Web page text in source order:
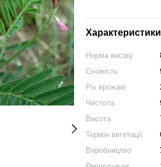
Характеристики
Норма висіву
Схожість
Рік врожаю
Чистота
Висота
Термін вегетації
Виробництво